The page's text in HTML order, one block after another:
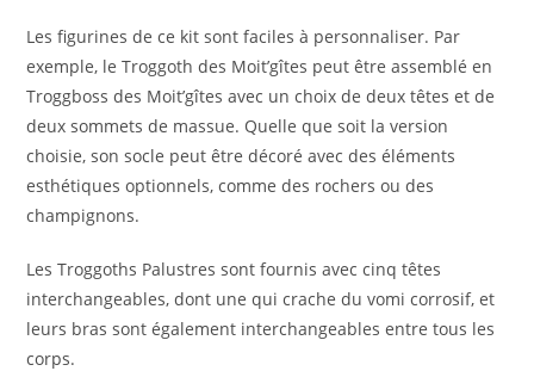
Les figurines de ce kit sont faciles à personnaliser. Par
exemple, le Troggoth des Moit’gîtes peut être assemblé en
Troggboss des Moit’gîtes avec un choix de deux têtes et de
deux sommets de massue. Quelle que soit la version
choisie, son socle peut être décoré avec des éléments
esthétiques optionnels, comme des rochers ou des
champignons.
Les Troggoths Palustres sont fournis avec cinq têtes
interchangeables, dont une qui crache du vomi corrosif, et
leurs bras sont également interchangeables entre tous les
corps.